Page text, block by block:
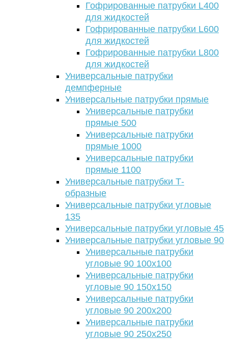
Гофрированные патрубки L400
для жидкостей
Гофрированные патрубки L600
для жидкостей
Гофрированные патрубки L800
для жидкостей
Универсальные патрубки
демпферные
Универсальные патрубки прямые
Универсальные патрубки
прямые 500
Универсальные патрубки
прямые 1000
Универсальные патрубки
прямые 1100
Универсальные патрубки Т-
образные
Универсальные патрубки угловые
135
Универсальные патрубки угловые 45
Универсальные патрубки угловые 90
Универсальные патрубки
угловые 90 100х100
Универсальные патрубки
угловые 90 150х150
Универсальные патрубки
угловые 90 200х200
Универсальные патрубки
угловые 90 250х250